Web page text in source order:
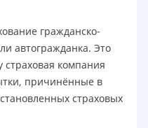
гражданско-
автогражданка. Это
страховая компания
причинённые в
страховых